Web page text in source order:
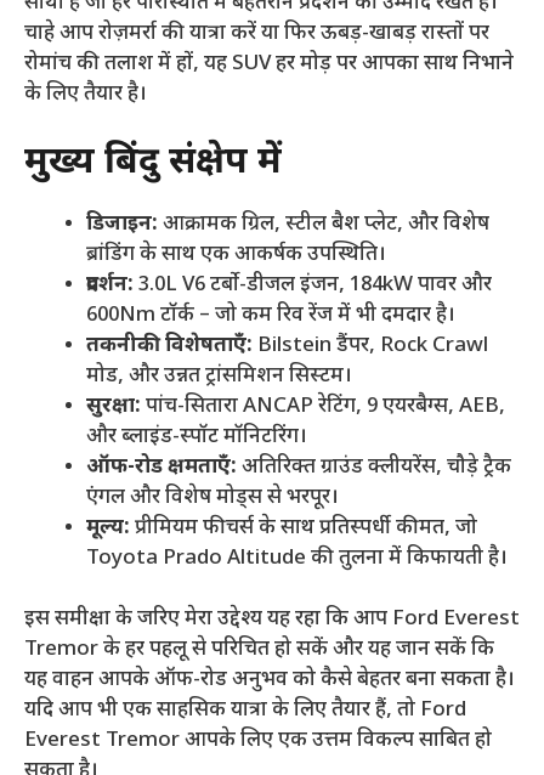
चाहे आप रोज़मर्रा की यात्रा करें या फिर ऊबड़-खाबड़ रास्तों पर
रोमांच की तलाश में हों, यह SUV हर मोड़ पर आपका साथ निभाने
के लिए तैयार है।
मुख्य बिंदु संक्षेप में
डिजाइन: आक्रामक ग्रिल, स्टील बैश प्लेट, और विशेष
ब्रांडिंग के साथ एक आकर्षक उपस्थिति।
प्रदर्शन: 3.0L V6 टर्बो-डीजल इंजन, 184kW पावर और
600Nm टॉर्क – जो कम रिव रेंज में भी दमदार है।
तकनीकी विशेषताएँ: Bilstein डैंपर, Rock Crawl
मोड, और उन्नत ट्रांसमिशन सिस्टम।
सुरक्षा: पांच-सितारा ANCAP रेटिंग, 9 एयरबैग्स, AEB,
और ब्लाइंड-स्पॉट मॉनिटरिंग।
ऑफ-रोड क्षमताएँ: अतिरिक्त ग्राउंड क्लीयरेंस, चौड़े ट्रैक
एंगल और विशेष मोड्स से भरपूर।
मूल्य: प्रीमियम फीचर्स के साथ प्रतिस्पर्धी कीमत, जो
Toyota Prado Altitude की तुलना में किफायती है।
इस समीक्षा के जरिए मेरा उद्देश्य यह रहा कि आप Ford Everest
Tremor के हर पहलू से परिचित हो सकें और यह जान सकें कि
यह वाहन आपके ऑफ-रोड अनुभव को कैसे बेहतर बना सकता है।
यदि आप भी एक साहसिक यात्रा के लिए तैयार हैं, तो Ford
Everest Tremor आपके लिए एक उत्तम विकल्प साबित हो